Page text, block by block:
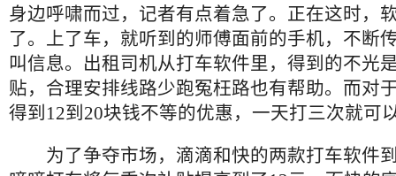
身边呼啸而过，记者有点着急了。正在这时，
了。上了车，就听到的师傅面前的手机，不断
叫信息。出租司机从打车软件里，得到的不光
贴，合理安排线路少跑冤枉路也有帮助。而对
得到12到20块钱不等的优惠，一天打三次就可
为了争夺市场，滴滴和快的两款打车软件